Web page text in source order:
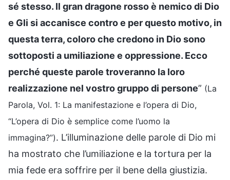
sé stesso. Il gran dragone rosso è nemico di Dio
e Gli si accanisce contro e per questo motivo, in
questa terra, coloro che credono in Dio sono
sottoposti a umiliazione e oppressione. Ecco
perché queste parole troveranno la loro
realizzazione nel vostro gruppo di persone” (La
Parola, Vol. 1: La manifestazione e l’opera di Dio,
“L’opera di Dio è semplice come l’uomo la
immagina?”). L’illuminazione delle parole di Dio mi
ha mostrato che l’umiliazione e la tortura per la
mia fede era soffrire per il bene della giustizia.